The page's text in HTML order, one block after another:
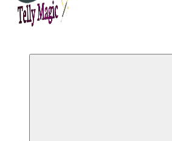
TV News, Bollywood News, Spoilers, Upcoming Story and